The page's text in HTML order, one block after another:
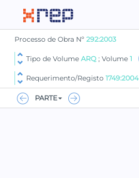
Processo de Obra Nº 292:2003
Tipo de Volume ARQ ; Volume 1
Requerimento/Registo 1749:2004
PARTE